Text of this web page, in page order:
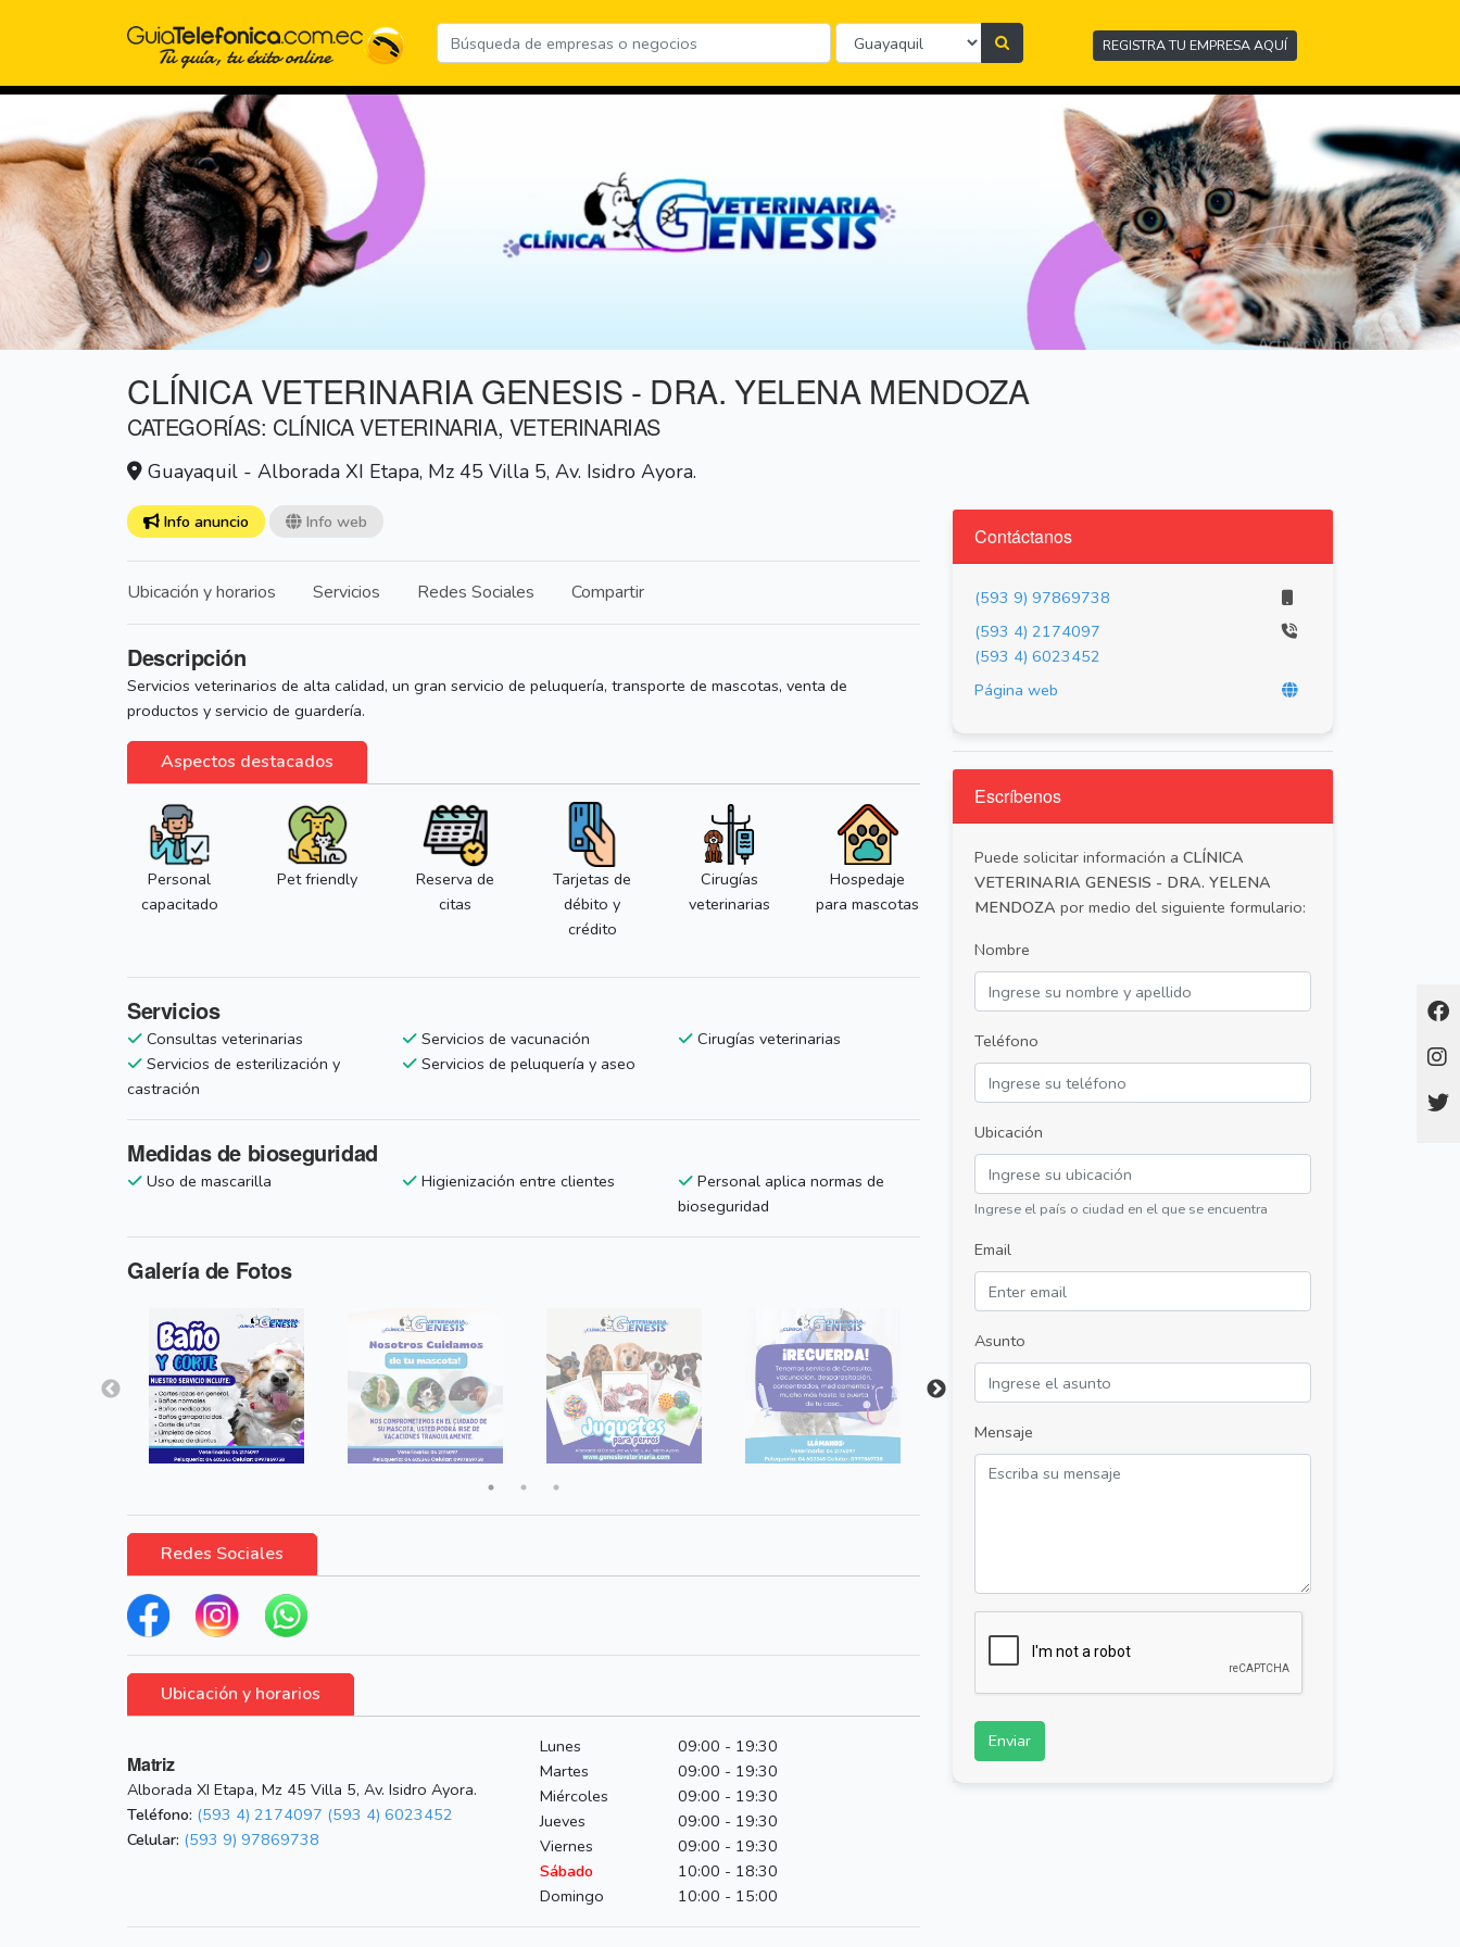
REGISTRA TU EMPRESA AQUÍ
CLÍNICA VETERINARIA GENESIS - DRA. YELENA MENDOZA
CATEGORÍAS: CLÍNICA VETERINARIA, VETERINARIAS
Guayaquil - Alborada XI Etapa, Mz 45 Villa 5, Av. Isidro Ayora.
Info anuncio Info web
Ubicación y horarios Servicios Redes Sociales Compartir
Descripción
Servicios veterinarios de alta calidad, un gran servicio de peluquería, transporte de mascotas, venta de
productos y servicio de guardería.
Aspectos destacados
Personal
capacitado
Pet friendly
Reserva de
citas
Tarjetas de
débito y
crédito
Cirugías
veterinarias
Hospedaje
para mascotas
Servicios
Consultas veterinarias Servicios de vacunación
Cirugías veterinarias
Servicios de esterilización y
castración
Servicios de peluquería y aseo
Medidas de bioseguridad
Uso de mascarilla Higienización entre clientes
Personal aplica normas de
bioseguridad
Galería de Fotos
Redes Sociales
Ubicación y horarios
Matriz
Alborada XI Etapa, Mz 45 Villa 5, Av. Isidro Ayora.
Teléfono: (593 4) 2174097 (593 4) 6023452
Celular: (593 9) 97869738
Lunes
09:00 - 19:30
Martes
09:00 - 19:30
Miércoles
09:00 - 19:30
Jueves
09:00 - 19:30
Viernes
09:00 - 19:30
Sábado
10:00 - 18:30
Domingo
10:00 - 15:00
Contáctanos
(593 9) 97869738
(593 4) 2174097
(593 4) 6023452
Página web
Escríbenos
Puede solicitar información a CLÍNICA
VETERINARIA GENESIS - DRA. YELENA
MENDOZA por medio del siguiente formulario:
Nombre
Teléfono
Ubicación
Ingrese el país o ciudad en el que se encuentra
Email
Asunto
Mensaje
Enviar